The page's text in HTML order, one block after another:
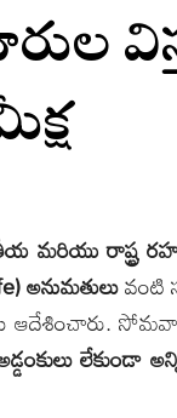
మరియు రాష్ట్ర
అనుమతులువంటి
ఆదేశించారు.
లేకుండా